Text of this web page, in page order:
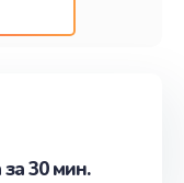
предоставить
на
30 мин.